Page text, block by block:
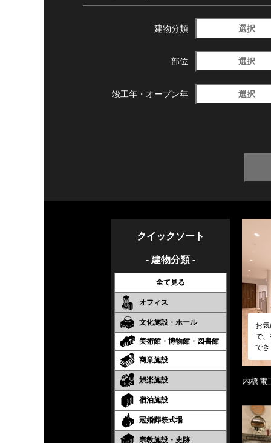
建物分類 選択
部位 選択
竣工年・ オープン年 選択
クイックソート
- 建物分類 -
全て見る
オフィス
文化施設・ホール
美術館・博物館・図書館
商業施設
娯楽施設
宿泊施設
冠婚葬祭式場
宗教施設・史跡
お
で
で
内橋電